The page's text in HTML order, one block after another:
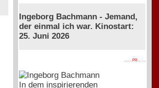
Ingeborg Bachmann - Jemand,
der einmal ich war. Kinostart:
25. Juni 2026
. . . . PR . . . .
In dem inspirierenden